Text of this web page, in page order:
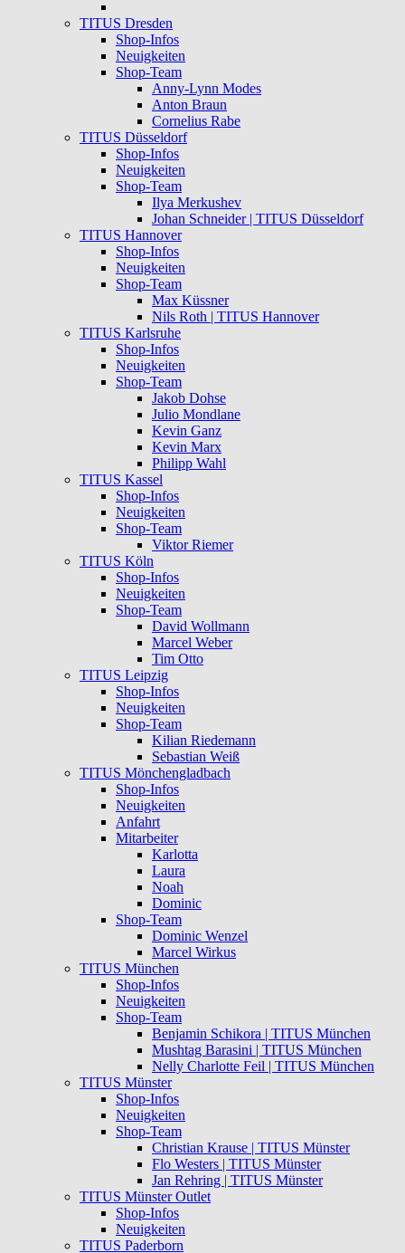
TITUS Dresden
Shop-Infos
Neuigkeiten
Shop-Team
Anny-Lynn Modes
Anton Braun
Cornelius Rabe
TITUS Düsseldorf
Shop-Infos
Neuigkeiten
Shop-Team
Ilya Merkushev
Johan Schneider | TITUS Düsseldorf
TITUS Hannover
Shop-Infos
Neuigkeiten
Shop-Team
Max Küssner
Nils Roth | TITUS Hannover
TITUS Karlsruhe
Shop-Infos
Neuigkeiten
Shop-Team
Jakob Dohse
Julio Mondlane
Kevin Ganz
Kevin Marx
Philipp Wahl
TITUS Kassel
Shop-Infos
Neuigkeiten
Shop-Team
Viktor Riemer
TITUS Köln
Shop-Infos
Neuigkeiten
Shop-Team
David Wollmann
Marcel Weber
Tim Otto
TITUS Leipzig
Shop-Infos
Neuigkeiten
Shop-Team
Kilian Riedemann
Sebastian Weiß
TITUS Mönchengladbach
Shop-Infos
Neuigkeiten
Anfahrt
Mitarbeiter
Karlotta
Laura
Noah
Dominic
Shop-Team
Dominic Wenzel
Marcel Wirkus
TITUS München
Shop-Infos
Neuigkeiten
Shop-Team
Benjamin Schikora | TITUS München
Mushtag Barasini | TITUS München
Nelly Charlotte Feil | TITUS München
TITUS Münster
Shop-Infos
Neuigkeiten
Shop-Team
Christian Krause | TITUS Münster
Flo Westers | TITUS Münster
Jan Rehring | TITUS Münster
TITUS Münster Outlet
Shop-Infos
Neuigkeiten
TITUS Paderborn